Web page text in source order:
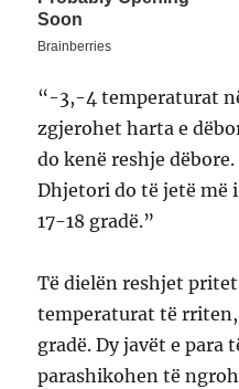
“-3,-4 temperaturat
zgjerohet harta e
do kenë reshje
Dhjetori do të jetë më
17-18 gradë.”
Të dielën reshjet
temperaturat të rriten,
gradë. Dy javët e para
parashikohen të